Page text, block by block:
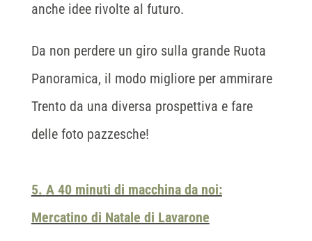
anche idee rivolte al futuro.
Da non perdere un giro sulla grande Ruota
Panoramica, il modo migliore per ammirare
Trento da una diversa prospettiva e fare
delle foto pazzesche!
5. A 40 minuti di macchina da noi:
Mercatino di Natale di Lavarone